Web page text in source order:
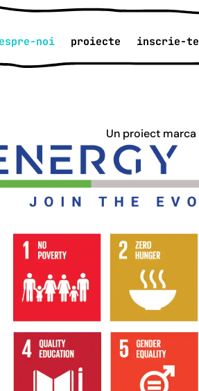
noi proiecte inscrie-te
Un proiect marca